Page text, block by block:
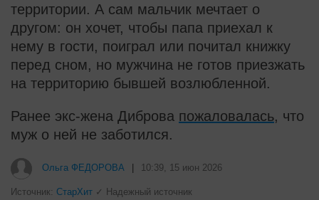
территории. А сам мальчик мечтает о
другом: он хочет, чтобы папа приехал к
нему в гости, поиграл или почитал книжку
перед сном, но мужчина не готов приезжать
на территорию бывшей возлюбленной.
Ранее экс-жена Диброва пожаловалась, что
муж о ней не заботился.
Ольга ФЕДОРОВА 10:39, 15 июн 2026
Источник: СтарХит ✓ Надежный источник